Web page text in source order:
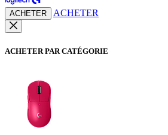
ACHETER ACHETER
ACHETER PAR CATÉGORIE